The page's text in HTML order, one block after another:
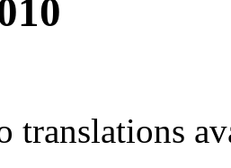
translations